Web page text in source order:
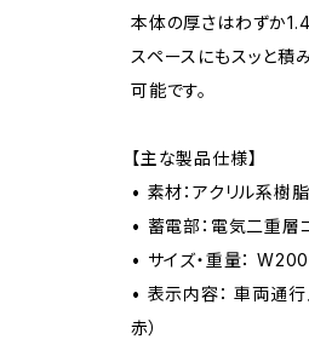
本体の厚さはわずか
スペースにもスッと積
可能です。
【主な製品仕様】
• 素材：アクリル系樹
• 蓄電部：電気二重層
• サイズ・重量：
• 表示内容： 車両通行
赤）